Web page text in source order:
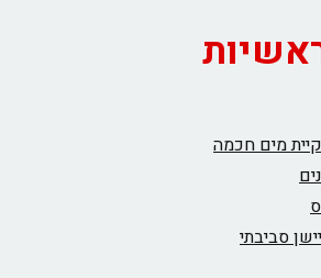
מים חכמה